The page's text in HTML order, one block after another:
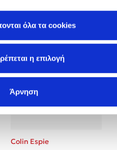
όλα τα cookies
η επιλογή
Άρνηση
Colin Espie